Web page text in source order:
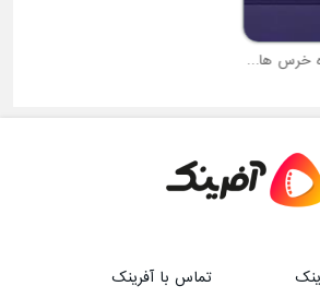
فصل 1 : ماجراهای کوتاه خرس های کله فندقی
تماس با آفرینک